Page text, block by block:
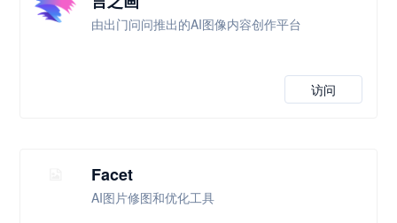
由出门问问推出的AI图像内容创作平台
访问
Facet
AI图片修图和优化工具